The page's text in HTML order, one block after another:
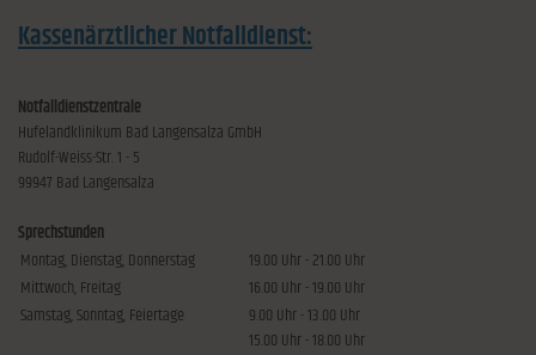
Kassenärztlicher Notfalldienst:
Notfalldienstzentrale
Hufelandklinikum Bad Langensalza GmbH
Rudolf-Weiss-Str. 1 - 5
99947 Bad Langensalza
Sprechstunden
Montag, Dienstag, Donnerstag
19.00 Uhr - 21.00 Uhr
Mittwoch, Freitag
16.00 Uhr - 19.00 Uhr
Samstag, Sonntag, Feiertage
9.00 Uhr - 13.00 Uhr
15.00 Uhr - 18.00 Uhr